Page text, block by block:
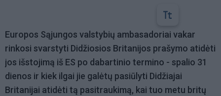
Europos Sąjungos valstybių ambasadoriai vakar
rinkosi svarstyti Didžiosios Britanijos prašymo atidėti
jos išstojimą iš ES po dabartinio termino - spalio 31
dienos ir kiek ilgai jie galėtų pasiūlyti Didžiajai
Britanijai atidėti tą pasitraukimą, kai tuo metu britų